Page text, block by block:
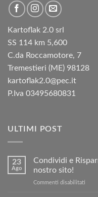
Kartoflak 2.0 srl
SS 114 km 5,600
C.da Roccamotore, 7
Tremestieri (ME) 98128
kartoflak2.0@pec.it
P.Iva 03495680831
ULTIMI POST
23
Ago
Condividi e
nostro sito!
Commenti disabilitati